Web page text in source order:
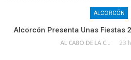
ALCORCÓN
Alcorcón Presenta Unas Fiestas
AL CABO DE LA CALLE 23